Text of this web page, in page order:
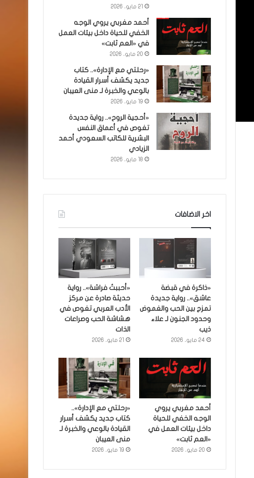
21 مايو، 2026
أحمد مغربي يروي الوجه
الخفي للحياة داخل بيئات العمل
في «العم ثابت»
20 مايو، 2026
«رحلتي مع الإدارة».. كتاب
جديد يكشف أسرار القيادة
بالوعي والخبرة لـ منى العيبان
19 مايو، 2026
«أحجية الروح».. رواية جديدة
تغوص في أعماق النفس
البشرية للكاتب السعودي أحمد
الزيادي
18 مايو، 2026
اخر الاضافات
«ذاكرة في قبضة
عاشق».. رواية جديدة
تمزج بين الحب والغموض
وحدود الجنون لـ علاء
ذيب
24 مايو، 2026
«أحببتُ فراشة».. رواية
حديثة صادرة عن مركز
الأدب العربي تغوص في
هشاشة الحب وصراعات
الذات
21 مايو، 2026
أحمد مغربي يروي
الوجه الخفي للحياة
داخل بيئات العمل في
«العم ثابت»
20 مايو، 2026
«رحلتي مع الإدارة»..
كتاب جديد يكشف أسرار
القيادة بالوعي والخبرة لـ
منى العيبان
19 مايو، 2026